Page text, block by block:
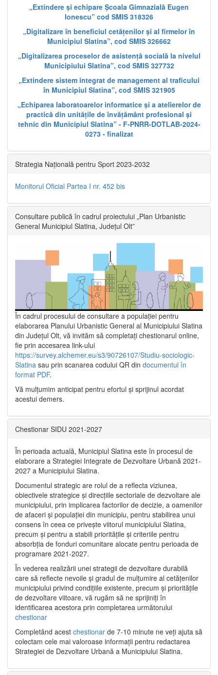
„Extindere și echipare Școala Gimnazială Eugen
Ionescu” cod SMIS 318326
„Digitalizare în beneficiul cetățenilor și al firmelor în
Municipiul Slatina”, cod SMIS 326662
„Digitalizarea proceselor de asistență socială la nivelul
Municipiului Slatina”, cod SMIS 327732
„Extindere sistem integrat de management al traficului
în Municipiul Slatina”, cod SMIS 321905
„Echiparea laboratoarelor informatice și a atelierelor de
practică din unitățile de învățământ profesional și
tehnic din Municipiul Slatina” - F-PNRR-DOTLAB-2024-
0273 - finalizat
Strategia Națională pentru Sport 2023-2032
Monitorul Oficial Partea I nr. 452 bis
Consultare publică în cadrul proiectului „Plan Urbanistic
General Municipiul Slatina, Județul Olt”
În cadrul procesului de consultare a populaţiei pentru
elaborarea Planului Urbanistic General al Municipiului Slatina
din Județul Olt, vă invităm să completați chestionarul online,
fie prin accesarea link-ului
https://survey.alchemer.eu/s3/90726107/Studiu-sociologic-
Slatina sau prin scanarea codului QR din documentul în
format PDF.
Vă mulţumim anticipat pentru efortul şi sprijinul acordat
acestui demers.
Chestionar SIDU 2021-2027
În perioada actuală, Municipiul Slatina este în procesul de
elaborare a Strategiei Integrate de Dezvoltare Urbană 2021‐
2027 a Municipiului Slatina.
Documentul strategic are rolul de a reflecta viziunea,
obiectivele strategice și direcțiile sectoriale de dezvoltare ale
municipiului, prin implicarea factorilor de decizie, a oamenilor
de afaceri și populației din municipiu, pentru stabilirea unui
consens în ceea ce privește viitorul municipiului Slatina,
precum și pentru a stabili prioritățile și criteriile pentru
absorbția de fonduri comunitare alocate pentru perioada de
programare 2021-2027.
În vederea realizării unei strategii de dezvoltare durabilă
care să reflecte nevoile și gradul de mulțumire al cetățenilor
municipiului privind condițiile existente, precum și prioritățile
de dezvoltare viitoare, vă rugăm să ne sprijiniți în
identificarea acestora prin completarea următorului
chestionar
Completând acest chestionar de 7-10 minute ne veți ajuta să
colectam cele mai valoroase informații pentru redactarea
Strategiei de Dezvoltare Urbană a Municipiului Slatina.